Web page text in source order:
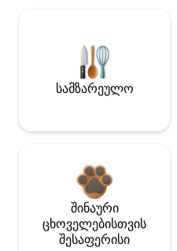
სამზარეულო
შინაური
ცხოველებისთვის
შესაფერისი